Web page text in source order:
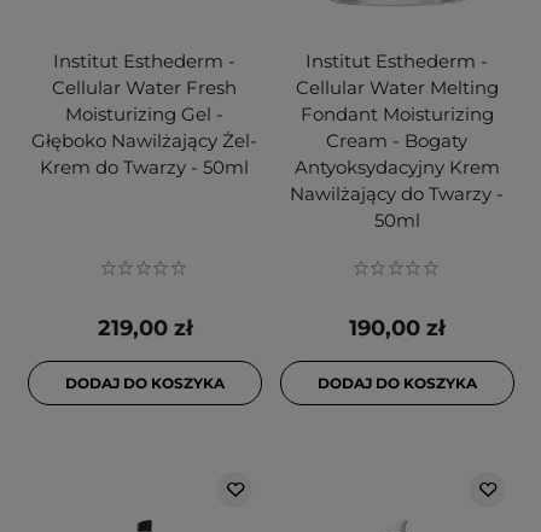
Institut Esthederm -
Cellular Water Fresh
Moisturizing Gel -
Głęboko Nawilżający Żel-
Krem do Twarzy - 50ml
219,00 zł
DODAJ DO KOSZYKA
Institut Esthederm -
Cellular Water Melting
Fondant Moisturizing
Cream - Bogaty
Antyoksydacyjny Krem
Nawilżający do Twarzy -
50ml
190,00 zł
DODAJ DO KOSZYKA